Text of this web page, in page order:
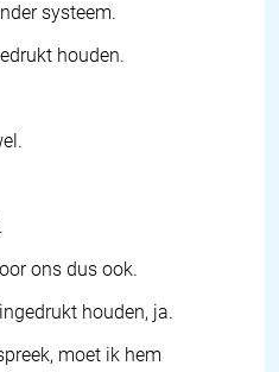
systeem.
houden.
ons dus ook.
houden, ja.
moet ik hem